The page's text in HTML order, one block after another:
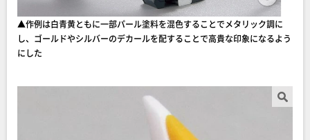
▲作例は白青黄ともに一部パール塗料を混色することでメタリック調に
し、ゴールドやシルバーのデカールを配することで高貴な印象になるよう
にした